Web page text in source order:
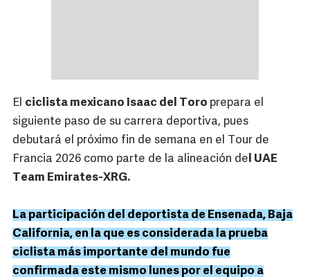
El ciclista mexicano Isaac del Toro prepara el
siguiente paso de su carrera deportiva, pues
debutará el próximo fin de semana en el Tour de
Francia 2026 como parte de la alineación del UAE
Team Emirates-XRG.
La participación del deportista de Ensenada, Baja
California, en la que es considerada la prueba
ciclista más importante del mundo fue
confirmada este mismo lunes por el equipo a